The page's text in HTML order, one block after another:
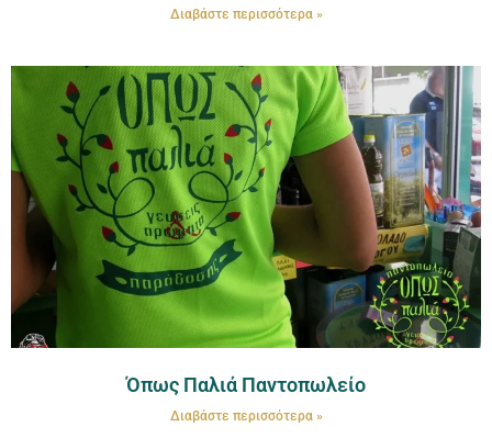
Διαβάστε περισσότερα »
Όπως Παλιά Παντοπωλείο
Διαβάστε περισσότερα »